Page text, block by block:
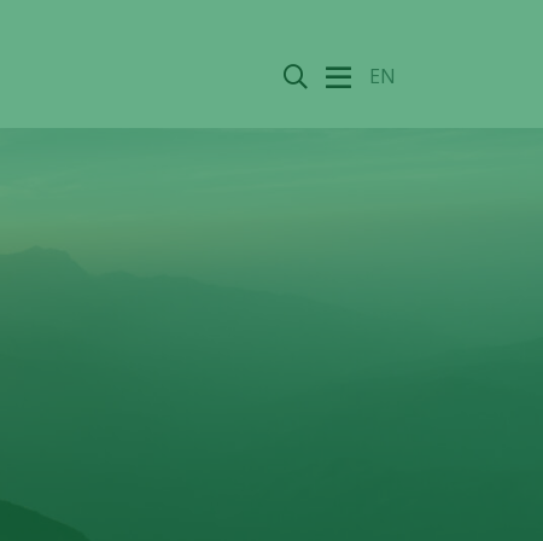
Sök EN